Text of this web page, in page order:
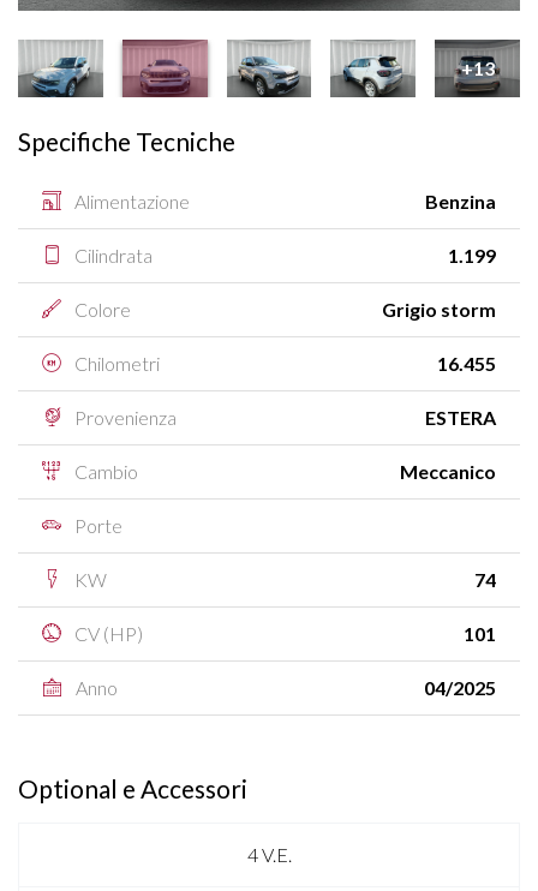
+13
Specifiche Tecniche
Alimentazione Benzina
Cilindrata 1.199
Colore Grigio storm
Chilometri 16.455
Provenienza ESTERA
Cambio Meccanico
Porte
KW 74
CV (HP) 101
Anno 04/2025
Optional e Accessori
4 V.E.